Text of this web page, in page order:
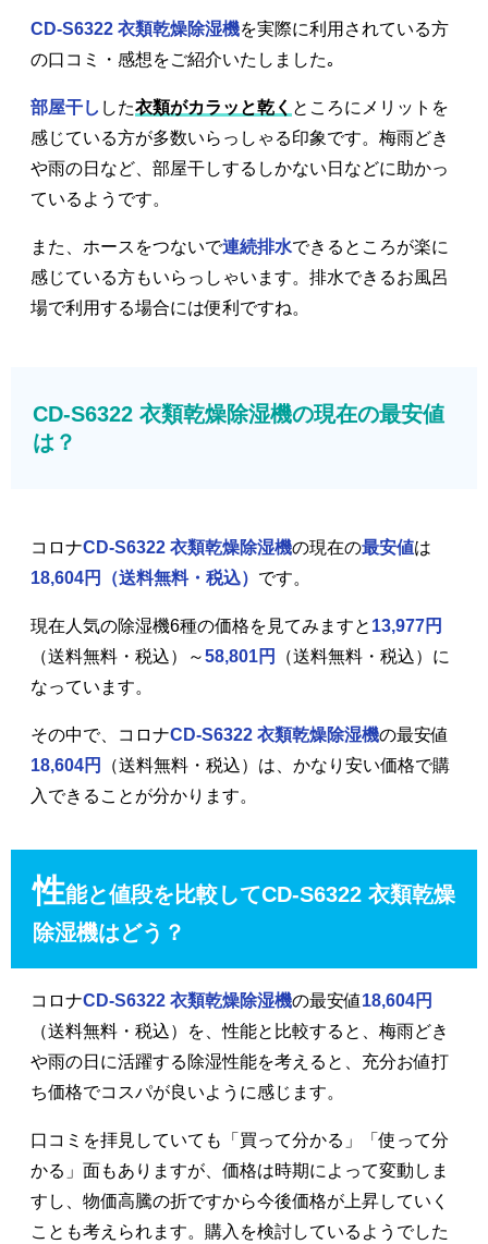
CD-S6322 衣類乾燥除湿機を実際に利用されている方
の口コミ・感想をご紹介いたしました｡
部屋干し した衣類がカラッと乾く ところにメリットを
感じている方が多数いらっしゃる印象です。梅雨どき
や雨の日など、部屋干しするしかない日などに助かっ
ているようです。
また、ホースをつないで連続排水できるところが楽に
感じている方もいらっしゃいます。排水できるお風呂
場で利用する場合には便利ですね。
CD-S6322 衣類乾燥除湿機の現在の最安値
は？
コロナCD-S6322 衣類乾燥除湿機の現在の最安値は
18,604円
（送料無料・税込） です。
現在人気の除湿機6種の価格を見てみますと 13,977円
（送料無料・税込）～58,801円
（送料無料・税込）に
なっています。
その中で、コロナCD-S6322 衣類乾燥除湿機の最安値
18,604円
（送料無料・税込）は、かなり安い価格で購
入できることが分かります。
性能と値段を比較してCD-S6322 衣類乾燥
除湿機はどう？
コロナCD-S6322 衣類乾燥除湿機の最安値18,604円
（送料無料・税込）を、性能と比較すると、梅雨どき
や雨の日に活躍する除湿性能を考えると、充分お値打
ち価格でコスパが良いように感じます。
口コミを拝見していても「買って分かる」「使って分
かる」面もありますが、価格は時期によって変動しま
すし、物価高騰の折ですから今後価格が上昇していく
ことも考えられます。購入を検討しているようでした